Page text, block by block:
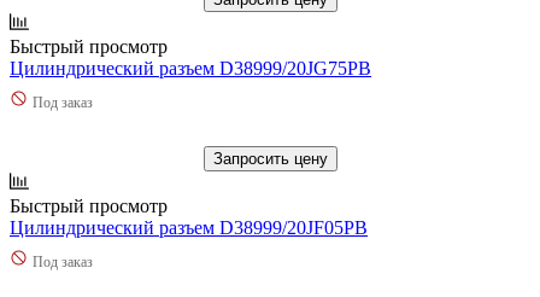
Быстрый просмотр
Цилиндрический разъем D38999/20JG75PB
Под заказ
Запросить цену
Быстрый просмотр
Цилиндрический разъем D38999/20JF05PB
Под заказ